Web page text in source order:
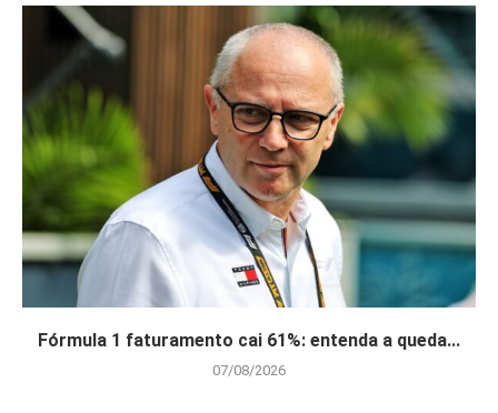
Fórmula 1 faturamento cai 61%: entenda a queda...
07/08/2026